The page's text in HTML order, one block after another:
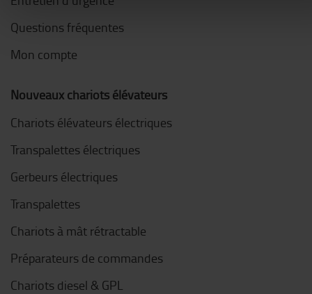
Questions fréquentes
Mon compte
Nouveaux chariots élévateurs
Chariots élévateurs électriques
Transpalettes électriques
Gerbeurs électriques
Transpalettes
Chariots à mât rétractable
Préparateurs de commandes
Chariots diesel & GPL